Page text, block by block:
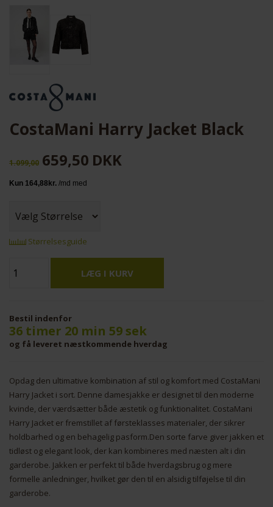
CostaMani Harry Jacket Black
1.099,00 659,50 DKK
Størrelsesguide
Bestil indenfor
36 timer 20 min 59 sek
og få leveret næstkommende hverdag
Opdag den ultimative kombination af stil og komfort med CostaMani
Harry Jacket i sort. Denne damesjakke er designet til den moderne
kvinde, der værdsætter både æstetik og funktionalitet. CostaMani
Harry Jacket er fremstillet af førsteklasses materialer, der sikrer
holdbarhed og en behagelig pasform.Den sorte farve giver jakken et
tidløst og elegant look, der kan kombineres med næsten alt i din
garderobe. Jakken er perfekt til både hverdagsbrug og mere
formelle anledninger, hvilket gør den til en alsidig tilføjelse til din
garderobe.